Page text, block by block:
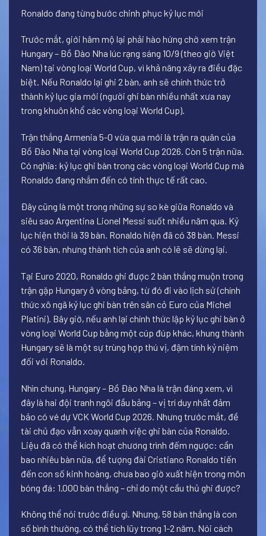
Ronaldo đang từng bước chinh phục kỷ lục mới
Trước mắt, giới hâm mộ lại phải hào hứng chờ xem trận
Hungary – Bồ Đào Nha lúc rạng sáng 10/9 (theo giờ Việt
Nam) tại vòng loại World Cup, vì khả năng xảy ra điều đặc
biệt. Nếu Ronaldo lại ghi 2 bàn, anh sẽ chính thức trở
thành kỷ lục gia mới (người ghi bàn nhiều nhất xưa nay
trong khuôn khổ các vòng loại World Cup).
Trận thắng Armenia 5-0 vừa qua mới là trận ra quân của
Bồ Đào Nha tại vòng loại World Cup 2026. Còn 5 trận nữa.
Có nghĩa: kỷ lục ghi bàn trong các vòng loại World Cup mà
Ronaldo đang nhắm đến có tính thực tế rất cao.
Đây cũng là một trong những sự so kè giữa Ronaldo và
siêu sao Argentina Lionel Messi suốt nhiều năm qua. Kỷ
lục hiện thời là 39 bàn. Ronaldo hiện đã có 38 bàn. Messi
có 36 bàn, nhưng thành tích của anh có lẽ sẽ dừng lại.
Tại Euro 2020, Ronaldo ghi được 2 bàn thắng muộn trong
trận gặp Hungary ở vòng bảng, từ đó đi vào lịch sử (chính
thức xô ngã kỷ lục ghi bàn trên sân cỏ Euro của Michel
Platini). Bây giờ, nếu anh lại chính thức lập kỷ lục ghi bàn ở
vòng loại World Cup bằng một cúp đúp khác, khung thành
Hungary sẽ là một sự trùng hợp thú vị, đậm tính kỷ niệm
đối với Ronaldo.
Nhìn chung, Hungary – Bồ Đào Nha là trận đáng xem, vì
đây là hai đội tranh ngôi đầu bảng – vị trí duy nhất đảm
bảo có vé dự VCK World Cup 2026. Nhưng trước mắt, đề
tài chủ đạo vẫn xoay quanh việc ghi bàn của Ronaldo.
Liệu đã có thể kích hoạt chương trình đếm ngược: cần
bao nhiêu bàn nữa, để tượng đài Cristiano Ronaldo tiến
đến con số kinh hoàng, chưa bao giờ xuất hiện trong môn
bóng đá: 1.000 bàn thắng – chỉ do một cầu thủ ghi được?
Không thể nói trước điều gì. Nhưng, 58 bàn thắng là con
số bình thường, có thể tích lũy trong 1-2 năm. Nói cách